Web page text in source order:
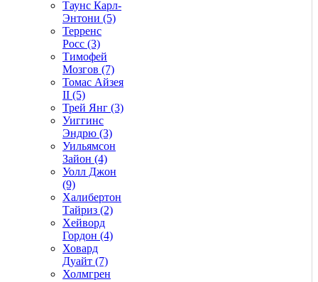
Таунс Карл-
Энтони (5)
Терренс
Росс (3)
Тимофей
Мозгов (7)
Томас Айзея
II (5)
Трей Янг (3)
Уиггинс
Эндрю (3)
Уильямсон
Зайон (4)
Уолл Джон
(9)
Халибертон
Тайриз (2)
Хейворд
Гордон (4)
Ховард
Дуайт (7)
Холмгрен